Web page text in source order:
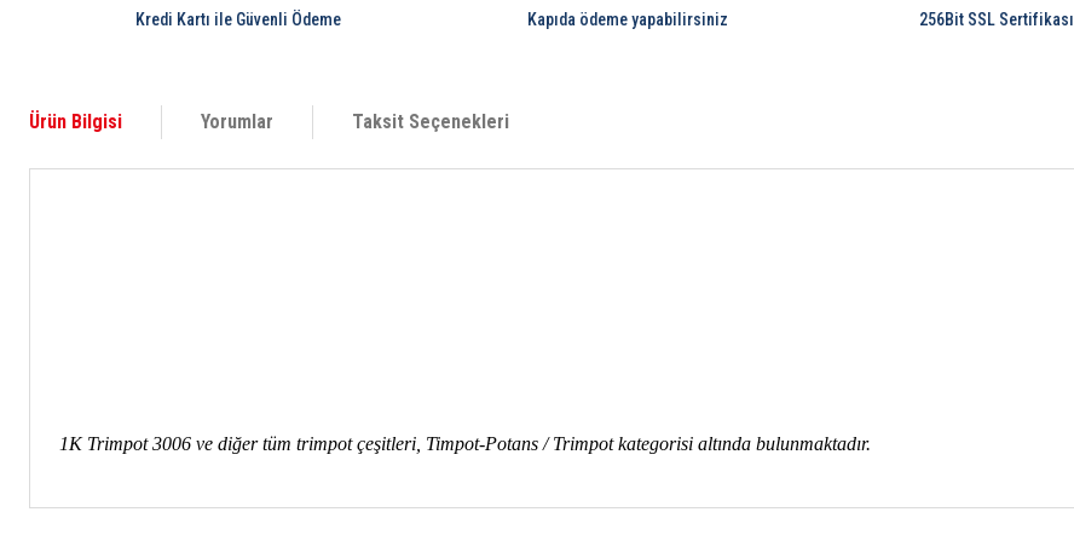
Kapıda ödeme yapabilirsiniz
256Bit SSL Sertifikası
Kredi Kartı ile Güvenli Ödeme
Ürün Bilgisi Yorumlar Taksit Seçenekleri
1K Trimpot 3006 ve diğer tüm trimpot çeşitleri, Timpot-Potans / Trimpot kategorisi altında bulunmaktadır.